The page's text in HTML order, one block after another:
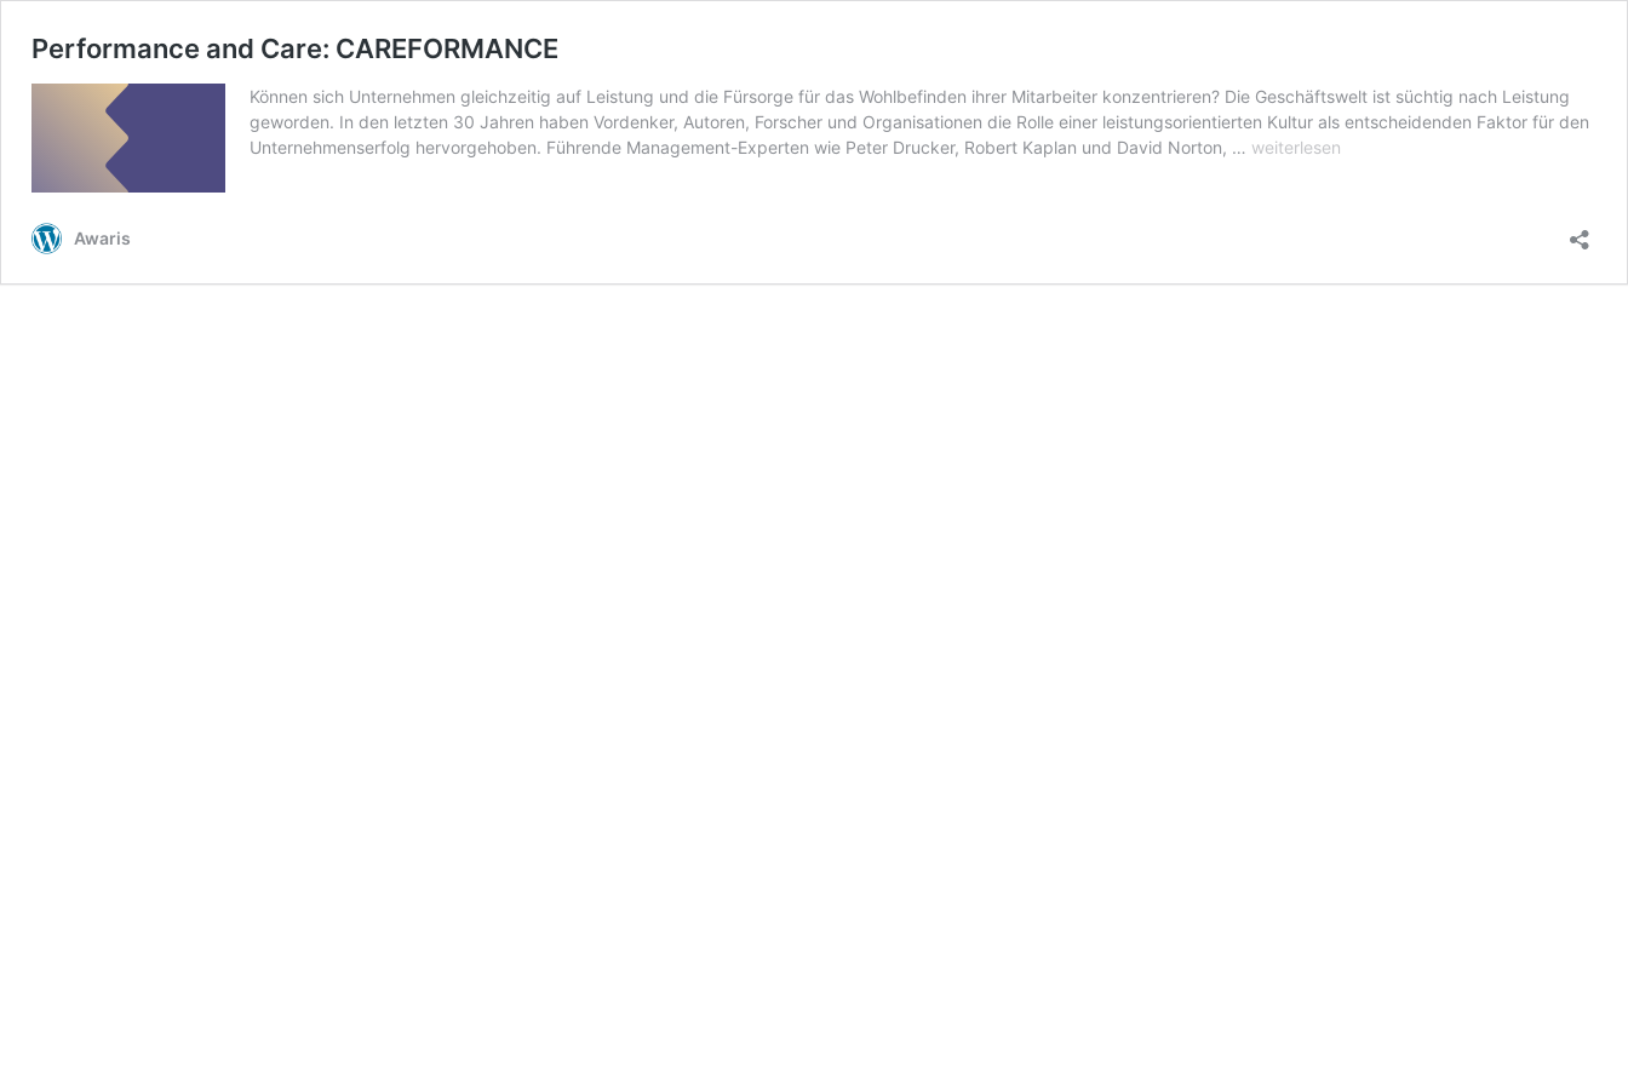
Performance and Care: CAREFORMANCE
Können sich Unternehmen gleichzeitig auf Leistung und die Fürsorge für das Wohlbefinden ihrer Mitarbeiter konzentrieren? Die Geschäftswelt ist süchtig nach Leistung
geworden. In den letzten 30 Jahren haben Vordenker, Autoren, Forscher und Organisationen die Rolle einer leistungsorientierten Kultur als entscheidenden Faktor für den
Unternehmenserfolg hervorgehoben. Führende Management-Experten wie Peter Drucker, Robert Kaplan und David Norton, … Performance
weiterlesen
Awaris